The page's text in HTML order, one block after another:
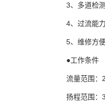
3、多道检
4、过流能
5、维修方
●工作条件
流量范围：
扬程范围：